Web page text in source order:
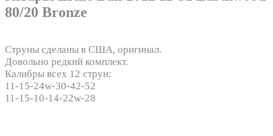
80/20 Bronze
Струны сделаны в США, оригинал.
Довольно редкий комплект.
Калибры всех 12 струн:
11-15-24w-30-42-52
11-15-10-14-22w-28